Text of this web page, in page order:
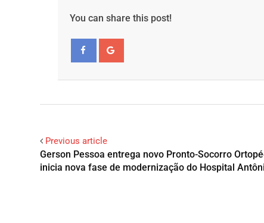
You can share this post!
Previous article
Gerson Pessoa entrega novo Pronto-Socorro
inicia nova fase de modernização do Hospital